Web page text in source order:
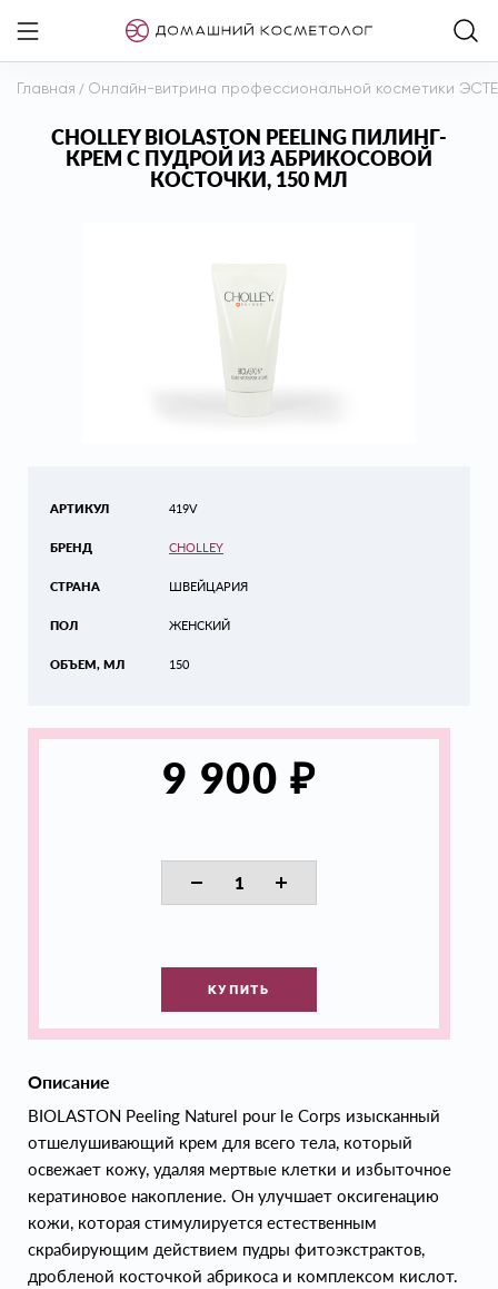
Главная / Онлайн-витрина профессиональной косметики
CHOLLEY BIOLASTON PEELING ПИЛИНГ-
КРЕМ С ПУДРОЙ ИЗ АБРИКОСОВОЙ
КОСТОЧКИ, 150 МЛ
АРТИКУЛ
БРЕНД
СТРАНА
ПОЛ
ОБЪЕМ, МЛ
419V
CHOLLEY
ШВЕЙЦАРИЯ
ЖЕНСКИЙ
150
9 900 ₽
КУПИТЬ
Описание
BIOLASTON Peeling Naturel pour le Corps изысканный
отшелушивающий крем для всего тела, который
освежает кожу, удаляя мертвые клетки и избыточное
кератиновое накопление. Он улучшает оксигенацию
кожи, которая стимулируется естественным
скрабирующим действием пудры фитоэкстрактов,
дробленой косточкой абрикоса и комплексом кислот.